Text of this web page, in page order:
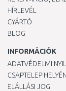
HÍRLEVÉL
GYÁRTÓ
BLOG
INFORMÁCIÓK
ADATVÉDELMI
CSAPTELEP
ELÁLLÁSI JOG